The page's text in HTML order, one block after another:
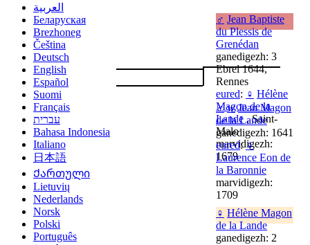
♂ Jean Baptiste
du Plessis de
Grenédan
ganedigezh: 3
Ebrel 1644,
Rennes
eured: ♀ Hélène
Magon de la
Lande , Saint-
Malo
marvidigezh:
1679
♂ w Jean Magon
de la Lande
ganedigezh: 1641
eured:♀
Laurence Eon de
la Baronnie
marvidigezh:
1709
♀ Hélène Magon
de la Lande
ganedigezh: 2
العربية
Беларуская
Brezhoneg
Čeština
Deutsch
English
Español
Suomi
Français
עברית
Bahasa Indonesia
Italiano
日本語
Ქართული
Lietuvių
Nederlands
Norsk
Polski
Português